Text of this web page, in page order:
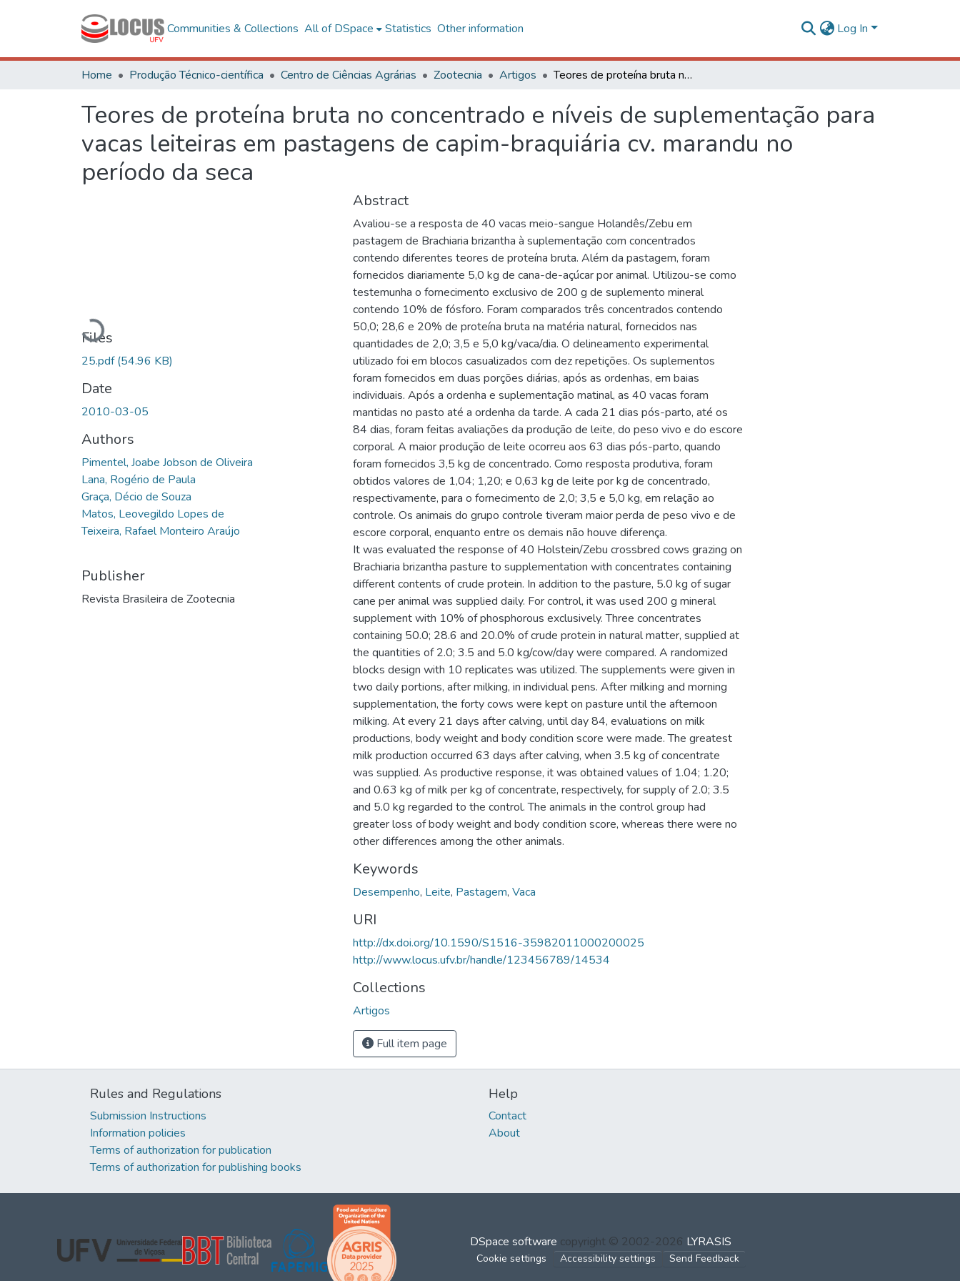
Communities & Collections All of DSpace Statistics Other information Log In
Home Produção Técnico-científica Centro de Ciências Agrárias Zootecnia Artigos Teores de proteína bruta no concentrado e níveis de suplementação para vacas leiteiras em pastagens de capim-braquiária cv. marandu no período da seca
Teores de proteína bruta no concentrado e níveis de suplementação para
vacas leiteiras em pastagens de capim-braquiária cv. marandu no
período da seca
Loading...
Files
25.pdf(54.96 KB)
Date
2010-03-05
Authors
Pimentel, Joabe Jobson de Oliveira
Lana, Rogério de Paula
Graça, Décio de Souza
Matos, Leovegildo Lopes de
Teixeira, Rafael Monteiro Araújo
Publisher
Revista Brasileira de Zootecnia
Abstract
Avaliou-se a resposta de 40 vacas meio-sangue Holandês/Zebu em
pastagem de Brachiaria brizantha à suplementação com concentrados
contendo diferentes teores de proteína bruta. Além da pastagem, foram
fornecidos diariamente 5,0 kg de cana-de-açúcar por animal. Utilizou-se como
testemunha o fornecimento exclusivo de 200 g de suplemento mineral
contendo 10% de fósforo. Foram comparados três concentrados contendo
50,0; 28,6 e 20% de proteína bruta na matéria natural, fornecidos nas
quantidades de 2,0; 3,5 e 5,0 kg/vaca/dia. O delineamento experimental
utilizado foi em blocos casualizados com dez repetições. Os suplementos
foram fornecidos em duas porções diárias, após as ordenhas, em baias
individuais. Após a ordenha e suplementação matinal, as 40 vacas foram
mantidas no pasto até a ordenha da tarde. A cada 21 dias pós-parto, até os
84 dias, foram feitas avaliações da produção de leite, do peso vivo e do escore
corporal. A maior produção de leite ocorreu aos 63 dias pós-parto, quando
foram fornecidos 3,5 kg de concentrado. Como resposta produtiva, foram
obtidos valores de 1,04; 1,20; e 0,63 kg de leite por kg de concentrado,
respectivamente, para o fornecimento de 2,0; 3,5 e 5,0 kg, em relação ao
controle. Os animais do grupo controle tiveram maior perda de peso vivo e de
escore corporal, enquanto entre os demais não houve diferença.
It was evaluated the response of 40 Holstein/Zebu crossbred cows grazing on
Brachiaria brizantha pasture to supplementation with concentrates containing
different contents of crude protein. In addition to the pasture, 5.0 kg of sugar
cane per animal was supplied daily. For control, it was used 200 g mineral
supplement with 10% of phosphorous exclusively. Three concentrates
containing 50.0; 28.6 and 20.0% of crude protein in natural matter, supplied at
the quantities of 2.0; 3.5 and 5.0 kg/cow/day were compared. A randomized
blocks design with 10 replicates was utilized. The supplements were given in
two daily portions, after milking, in individual pens. After milking and morning
supplementation, the forty cows were kept on pasture until the afternoon
milking. At every 21 days after calving, until day 84, evaluations on milk
productions, body weight and body condition score were made. The greatest
milk production occurred 63 days after calving, when 3.5 kg of concentrate
was supplied. As productive response, it was obtained values of 1.04; 1.20;
and 0.63 kg of milk per kg of concentrate, respectively, for supply of 2.0; 3.5
and 5.0 kg regarded to the control. The animals in the control group had
greater loss of body weight and body condition score, whereas there were no
other differences among the other animals.
Keywords
Desempenho, Leite, Pastagem, Vaca
URI
http://dx.doi.org/10.1590/S1516-35982011000200025
http://www.locus.ufv.br/handle/123456789/14534
Collections
Artigos
Full item page
Rules and Regulations
Submission Instructions
Information policies
Terms of authorization for publication
Terms of authorization for publishing books
Help
Contact
About
DSpace software copyright © 2002-2026 LYRASIS
Cookie settings Accessibility settings Send Feedback